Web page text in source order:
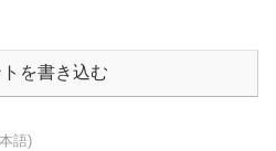
を書き込む
語)